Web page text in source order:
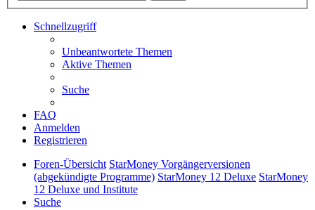
Schnellzugriff
Unbeantwortete Themen
Aktive Themen
Suche
FAQ
Anmelden
Registrieren
Foren-Übersicht StarMoney Vorgängerversionen
(abgekündigte Programme) StarMoney 12 Deluxe StarMoney
12 Deluxe und Institute
Suche